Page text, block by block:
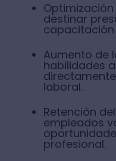
destinar
Aumento de
habilidades
laboral.
Retención
empleados
profesional.